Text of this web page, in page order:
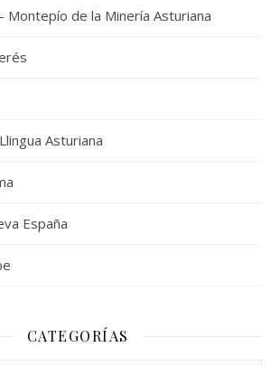
Montepío de la Minería Asturiana
Asturiana
España
CATEGORÍAS